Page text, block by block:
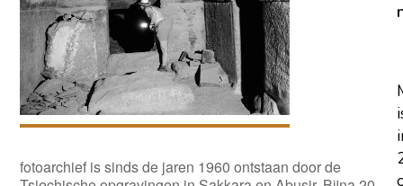
fotoarchief is sinds de jaren 1960 ontstaan door de